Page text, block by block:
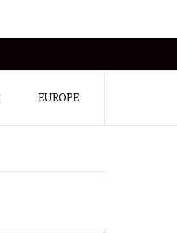
EUROPE